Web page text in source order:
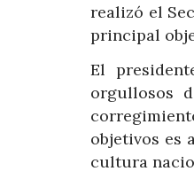
realizó el
principal
El
orgullosos
objetivos es
cultura